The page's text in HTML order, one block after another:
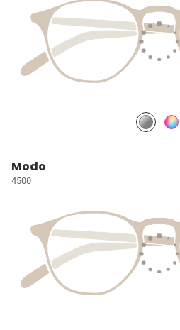
Modo
4500